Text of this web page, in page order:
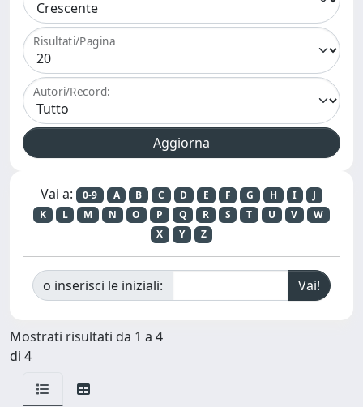
Risultati/Pagina
Autori/Record:
Vai a: 0-9 A B C D E F G H I
J
K
L M N O P Q R S T U V
W
X
Y Z
o inserisci le iniziali:
Mostrati risultati da 1 a 4
di 4